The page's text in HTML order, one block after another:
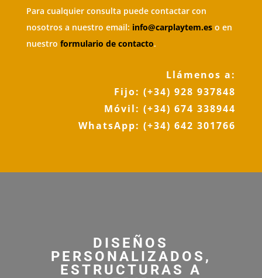
Para cualquier consulta puede contactar con
nosotros a nuestro email: info@carplaytem.eso en
nuestro formulario de contacto.
Llámenos a:
Fijo:(+34) 928 937848
Móvil:(+34) 674 338944
WhatsApp:(+34) 642 301766
DISEÑOS
PERSONALIZADOS,
ESTRUCTURAS A